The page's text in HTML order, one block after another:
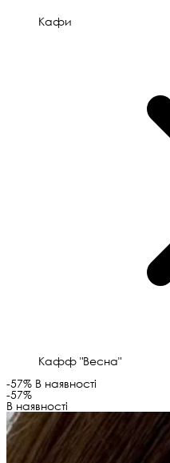
Кафи
Кафф "Весна"
-57% В наявності
-57%
В наявності